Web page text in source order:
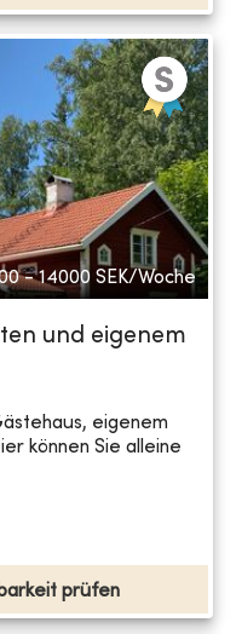
- 14000 SEK/Woche
und eigenem
eigenem
können Sie alleine
prüfen